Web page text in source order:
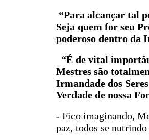
“Para alcançar tal
Seja quem for seu
poderoso dentro da
“É de vital
Mestres são
Irmandade dos
Verdade de nossa
- Fico imaginando,
paz, todos se